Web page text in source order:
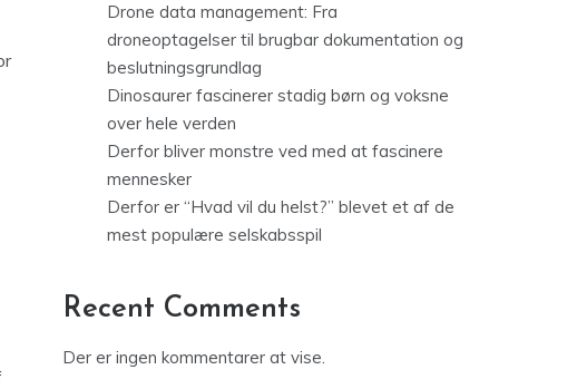
Drone data management: Fra
droneoptagelser til brugbar dokumentation og
beslutningsgrundlag
Dinosaurer fascinerer stadig børn og voksne
over hele verden
Derfor bliver monstre ved med at fascinere
mennesker
Derfor er “Hvad vil du helst?” blevet et af de
mest populære selskabsspil
Recent Comments
Der er ingen kommentarer at vise.